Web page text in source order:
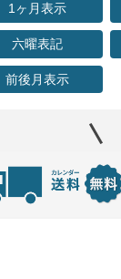
1ヶ月表示
六曜表記
前後月表示